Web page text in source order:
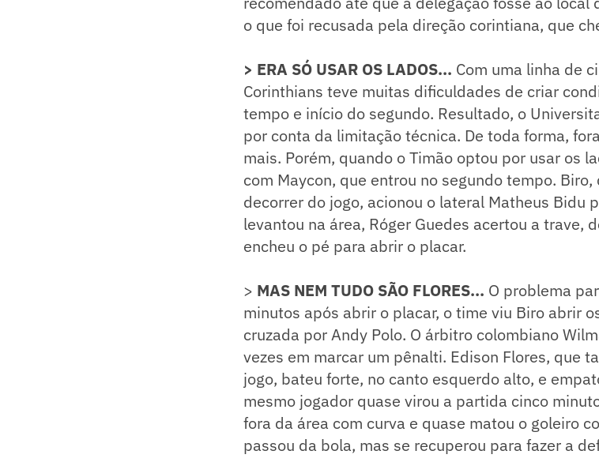
o que foi recusada pela direção corintiana, que
> ERA SÓ USAR OS LADOS... Com uma linha de
Corinthians teve muitas dificuldades de criar
tempo e início do segundo. Resultado, o
por conta da limitação técnica. De toda forma,
mais. Porém, quando o Timão optou por usar os
com Maycon, que entrou no segundo tempo.
decorrer do jogo, acionou o lateral Matheus Bidu
levantou na área, Róger Guedes acertou a trave,
encheu o pé para abrir o placar.
> MAS NEM TUDO SÃO FLORES... O problema
minutos após abrir o placar, o time viu Biro abrir
cruzada por Andy Polo. O árbitro colombiano
vezes em marcar um pênalti. Edison Flores, que
jogo, bateu forte, no canto esquerdo alto, e
mesmo jogador quase virou a partida cinco
fora da área com curva e quase matou o goleiro
passou da bola, mas se recuperou para fazer a